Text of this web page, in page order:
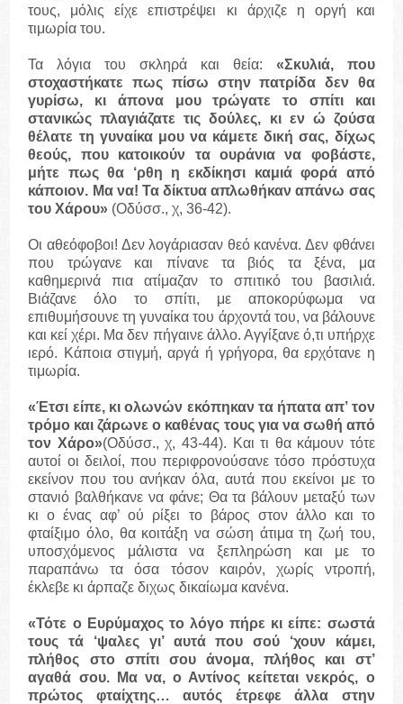
τους, μόλις είχε επιστρέψει κι άρχιζε η οργή και
τιμωρία του.
Τα λόγια του σκληρά και θεία: «Σκυλιά, που
στοχαστήκατε πως πίσω στην πατρίδα δεν θα
γυρίσω, κι άπονα μου τρώγατε το σπίτι και
στανικώς πλαγιάζατε τις δούλες, κι εν ώ ζούσα
θέλατε τη γυναίκα μου να κάμετε δική σας, δίχως
θεούς, που κατοικούν τα ουράνια να φοβάστε,
μήτε πως θα ‘ρθη η εκδίκησι καμιά φορά από
κάποιον. Μα να! Τα δίκτυα απλωθήκαν απάνω σας
του Χάρου» (Οδύσσ., χ, 36-42).
Οι αθεόφοβοι! Δεν λογάριασαν θεό κανένα. Δεν φθάνει
που τρώγανε και πίνανε τα βιός τα ξένα, μα
καθημερινά πια ατίμαζαν το σπιτικό του βασιλιά.
Βιάζανε όλο το σπίτι, με αποκορύφωμα να
επιθυμήσουνε τη γυναίκα του άρχοντά του, να βάλουνε
και κεί χέρι. Μα δεν πήγαινε άλλο. Αγγίξανε ό,τι υπήρχε
ιερό. Κάποια στιγμή, αργά ή γρήγορα, θα ερχότανε η
τιμωρία.
«Έτσι είπε, κι ολωνών εκόπηκαν τα ήπατα απ’ τον
τρόμο και ζάρωνε ο καθένας τους για να σωθή από
τον Χάρο»(Οδύσσ., χ, 43-44). Και τι θα κάμουν τότε
αυτοί οι δειλοί, που περιφρονούσανε τόσο πρόστυχα
εκείνον που του ανήκαν όλα, αυτά που εκείνοι με το
στανιό βαλθήκανε να φάνε; Θα τα βάλουν μεταξύ των
κι ο ένας αφ’ ού ρίξει το βάρος στον άλλο και το
φταίξιμο όλο, θα κοιτάξη να σώση άτιμα τη ζωή του,
υποσχόμενος μάλιστα να ξεπληρώση και με το
παραπάνω τα όσα τόσον καιρόν, χωρίς ντροπή,
έκλεβε κι άρπαζε διχως δικαίωμα κανένα.
«Τότε ο Ευρύμαχος το λόγο πήρε κι είπε: σωστά
τους τά ‘ψαλες γι’ αυτά που σού ‘χουν κάμει,
πλήθος στο σπίτι σου άνομα, πλήθος και στ’
αγαθά σου. Μα να, ο Αντίνος κείτεται νεκρός, ο
πρώτος φταίχτης… αυτός έτρεφε άλλα στην